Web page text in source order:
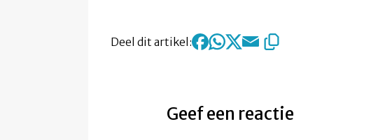
Deel dit artikel:
Geef een reactie